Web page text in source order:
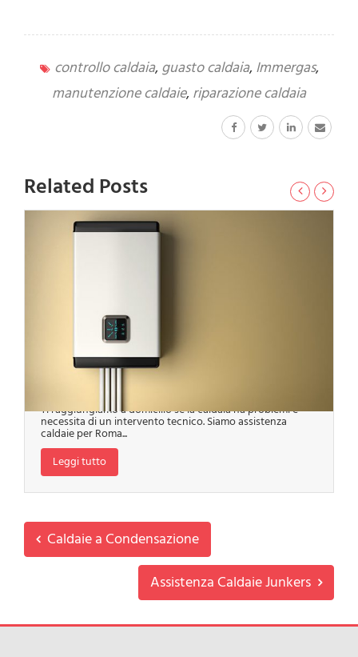
controllo caldaia, guasto caldaia, Immergas,
manutenzione caldaie, riparazione caldaia
Related Posts
Ti raggiungiamo a domicilio se la caldaia ha problemi e
necessita di un intervento tecnico. Siamo assistenza
caldaie per Roma...
Leggi tutto
Caldaie a Condensazione
Assistenza Caldaie Junkers